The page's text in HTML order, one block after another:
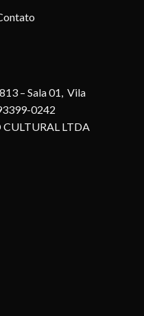
– Sala 01, Vila
0242
CULTURAL LTDA